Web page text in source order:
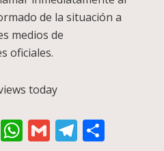
de la situación a
medios de
oficiales.
today
WhatsApp
Gmail